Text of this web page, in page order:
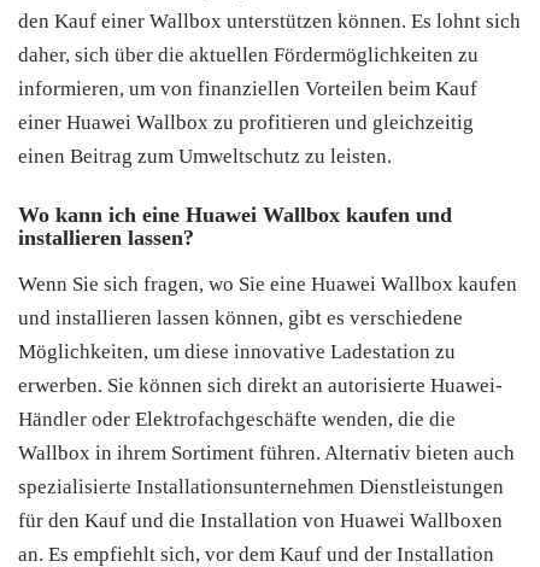
den Kauf einer Wallbox unterstützen können. Es lohnt sich
daher, sich über die aktuellen Fördermöglichkeiten zu
informieren, um von finanziellen Vorteilen beim Kauf
einer Huawei Wallbox zu profitieren und gleichzeitig
einen Beitrag zum Umweltschutz zu leisten.
Wo kann ich eine Huawei Wallbox kaufen und
installieren lassen?
Wenn Sie sich fragen, wo Sie eine Huawei Wallbox kaufen
und installieren lassen können, gibt es verschiedene
Möglichkeiten, um diese innovative Ladestation zu
erwerben. Sie können sich direkt an autorisierte Huawei-
Händler oder Elektrofachgeschäfte wenden, die die
Wallbox in ihrem Sortiment führen. Alternativ bieten auch
spezialisierte Installationsunternehmen Dienstleistungen
für den Kauf und die Installation von Huawei Wallboxen
an. Es empfiehlt sich, vor dem Kauf und der Installation